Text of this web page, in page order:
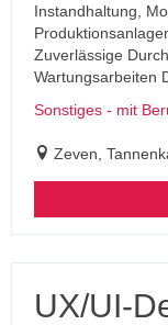
Instandhaltung,
Zuverlässige
Wartungsarbeiten
Sonstiges - mit
Zeven,
UX/UI-